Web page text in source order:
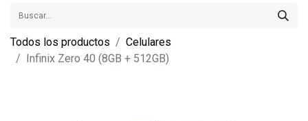
Todos los productos
Celulares
Infinix Zero 40 (8GB + 512GB)